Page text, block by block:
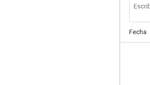
Fecha